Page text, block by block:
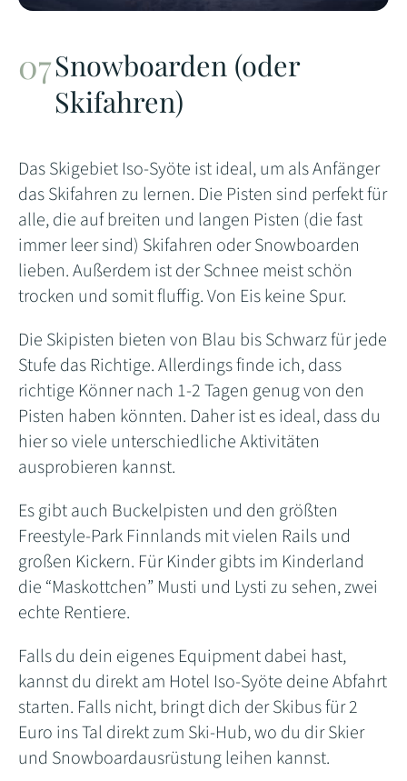
Snowboarden (oder
Skifahren)
Das Skigebiet Iso-Syöte ist ideal, um als Anfänger
das Skifahren zu lernen. Die Pisten sind perfekt für
alle, die auf breiten und langen Pisten (die fast
immer leer sind) Skifahren oder Snowboarden
lieben. Außerdem ist der Schnee meist schön
trocken und somit fluffig. Von Eis keine Spur.
Die Skipisten bieten von Blau bis Schwarz für jede
Stufe das Richtige. Allerdings finde ich, dass
richtige Könner nach 1-2 Tagen genug von den
Pisten haben könnten. Daher ist es ideal, dass du
hier so viele unterschiedliche Aktivitäten
ausprobieren kannst.
Es gibt auch Buckelpisten und den größten
Freestyle-Park Finnlands mit vielen Rails und
großen Kickern. Für Kinder gibts im Kinderland
die “Maskottchen” Musti und Lysti zu sehen, zwei
echte Rentiere.
Falls du dein eigenes Equipment dabei hast,
kannst du direkt am Hotel Iso-Syöte deine Abfahrt
starten. Falls nicht, bringt dich der Skibus für 2
Euro ins Tal direkt zum Ski-Hub, wo du dir Skier
und Snowboardausrüstung leihen kannst.